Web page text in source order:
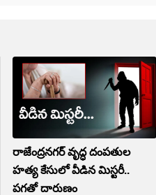
రాజేంద్రనగర్ వృద్ధ దంపతుల
హత్య కేసులో వీడిన మిస్టరీ..
పగతో దారుణం